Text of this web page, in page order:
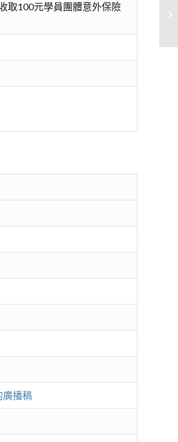
取100元學員團體意外保險
廣播稿